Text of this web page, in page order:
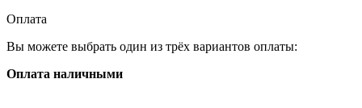
Оплата
Вы можете выбрать один из трёх вариантов оплаты:
Оплата наличными